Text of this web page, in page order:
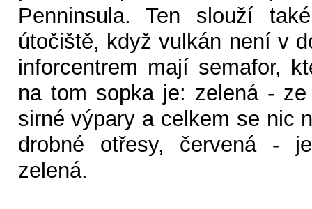
Penninsula. Ten slouží
útočiště, když vulkán není v
inforcentrem mají semafor,
na tom sopka je: zelená -
sirné výpary a celkem se nic
drobné otřesy, červená -
zelená.